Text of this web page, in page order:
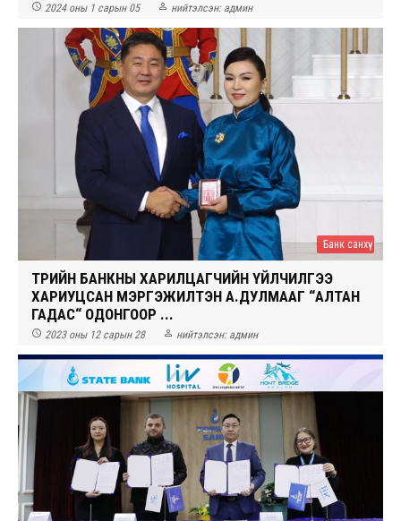
 2024 оны 1 сарын 05  нийтэлсэн: админ
Банк санхүү
ТӨРИЙН БАНКНЫ ХАРИЛЦАГЧИЙН ҮЙЛЧИЛГЭЭ
ХАРИУЦСАН МЭРГЭЖИЛТЭН А.ДУЛМААГ “АЛТАН
ГАДАС“ ОДОНГООР ...
 2023 оны 12 сарын 28  нийтэлсэн: админ